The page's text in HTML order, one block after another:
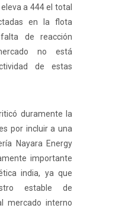
a 444 el total
en la flota
de reacción
no está
de estas
duramente la
por incluir a una
Nayara Energy
importante
india, ya que
estable de
mercado interno